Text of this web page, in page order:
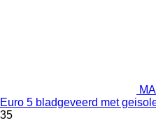
Euro 5 bladgeveerd met
35